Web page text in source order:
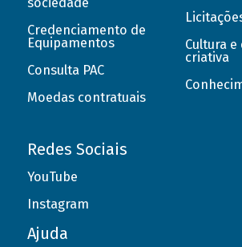
Credenciamento de
Equipamentos
Consulta PAC
Moedas contratuais
Cultura
criativa
Redes Sociais
YouTube
Instagram
Ajuda